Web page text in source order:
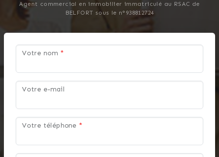
Agent commercial en immobilier immatriculé au RSAC de
BELFORT sous le n°938812724
Votre nom *
Votre e-mail
Votre téléphone *